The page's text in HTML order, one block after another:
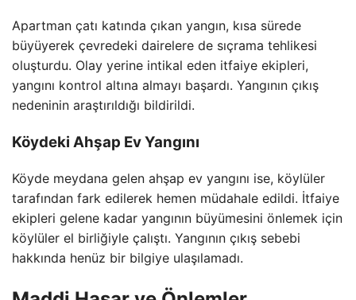
Apartman çatı katında çıkan yangın, kısa sürede
büyüyerek çevredeki dairelere de sıçrama tehlikesi
oluşturdu. Olay yerine intikal eden itfaiye ekipleri,
yangını kontrol altına almayı başardı. Yangının çıkış
nedeninin araştırıldığı bildirildi.
Köydeki Ahşap Ev Yangını
Köyde meydana gelen ahşap ev yangını ise, köylüler
tarafından fark edilerek hemen müdahale edildi. İtfaiye
ekipleri gelene kadar yangının büyümesini önlemek için
köylüler el birliğiyle çalıştı. Yangının çıkış sebebi
hakkında henüz bir bilgiye ulaşılamadı.